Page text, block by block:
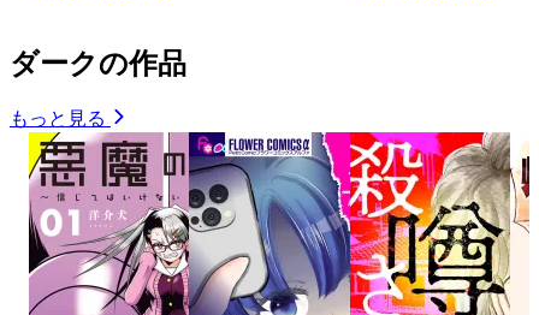
ダークの作品
もっと見る